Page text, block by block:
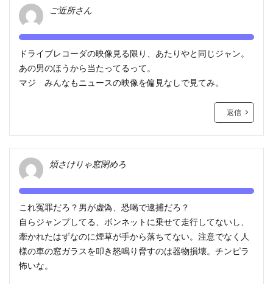
ご近所さん
ドライブレコーダの映像見る限り、あたりやと同じジャン。
あの男のほうから当たってるって。
マジ みんなもニュースの映像を偏見なしで見てみ。
返信
煩さけりゃ窓閉めろ
これ冤罪だろ？男が虚偽、恐喝で逮捕だろ？
自らジャンプしてる、ボンネットに乗せて走行してないし、
牽かれたはずなのに煙草が手から落ちてない。注意でなく人
様の車の窓ガラスを叩き怒鳴り脅すのは器物損壊。チンピラ
怖いな。